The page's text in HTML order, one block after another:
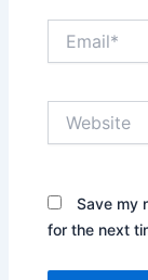
Save my
for the next